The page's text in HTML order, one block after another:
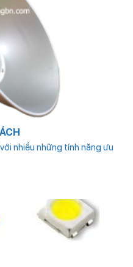
nhiều những tính năng ưu